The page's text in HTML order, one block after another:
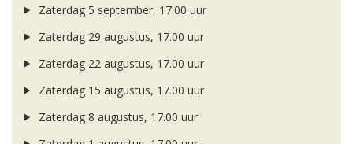
Zaterdag 5 september, 17.00 uur
Zaterdag 29 augustus, 17.00 uur
Zaterdag 22 augustus, 17.00 uur
Zaterdag 15 augustus, 17.00 uur
Zaterdag 8 augustus, 17.00 uur